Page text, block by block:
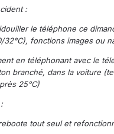
:
le téléphone ce
32°C), fonctions images ou
en téléphonant avec le
branché, dans la voiture
25°C)
tout seul et